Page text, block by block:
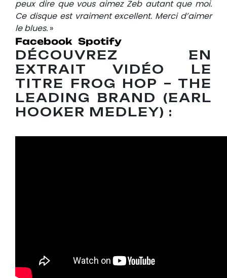
peux dire que vous aimez Zeb autant que moi.
Ce disque est vraiment excellent. Merci d’aimer
le blues. »
Facebook Spotify
DÉCOUVREZ EN
EXTRAIT VIDÉO LE
TITRE FROG HOP – THE
LEADING BRAND (EARL
HOOKER MEDLEY) :